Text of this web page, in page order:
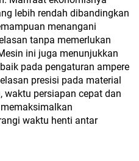
lebih rendah dibandingkan
menangani
tanpa memerlukan
ini juga menunjukkan
pada pengaturan ampere
presisi pada material
waktu persiapan cepat dan
waktu henti antar